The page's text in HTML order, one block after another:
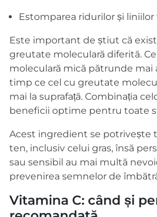
Estomparea ridurilor și liniilor
Este important de știut că
greutate moleculară diferită.
moleculară mică pătrunde mai
timp ce cel cu greutate
mai la suprafață. Combinația
beneficii optime pentru toate
Acest ingredient se potrivește
ten, inclusiv celui gras, însă
sau sensibil au mai multă
prevenirea semnelor de
Vitamina C: când și